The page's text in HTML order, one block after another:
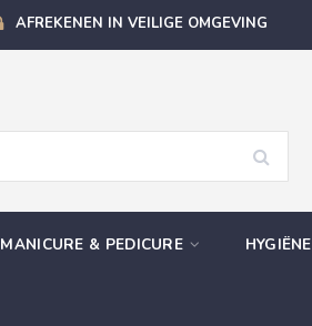
AFREKENEN IN VEILIGE OMGEVING
MANICURE & PEDICURE HYGIËNE